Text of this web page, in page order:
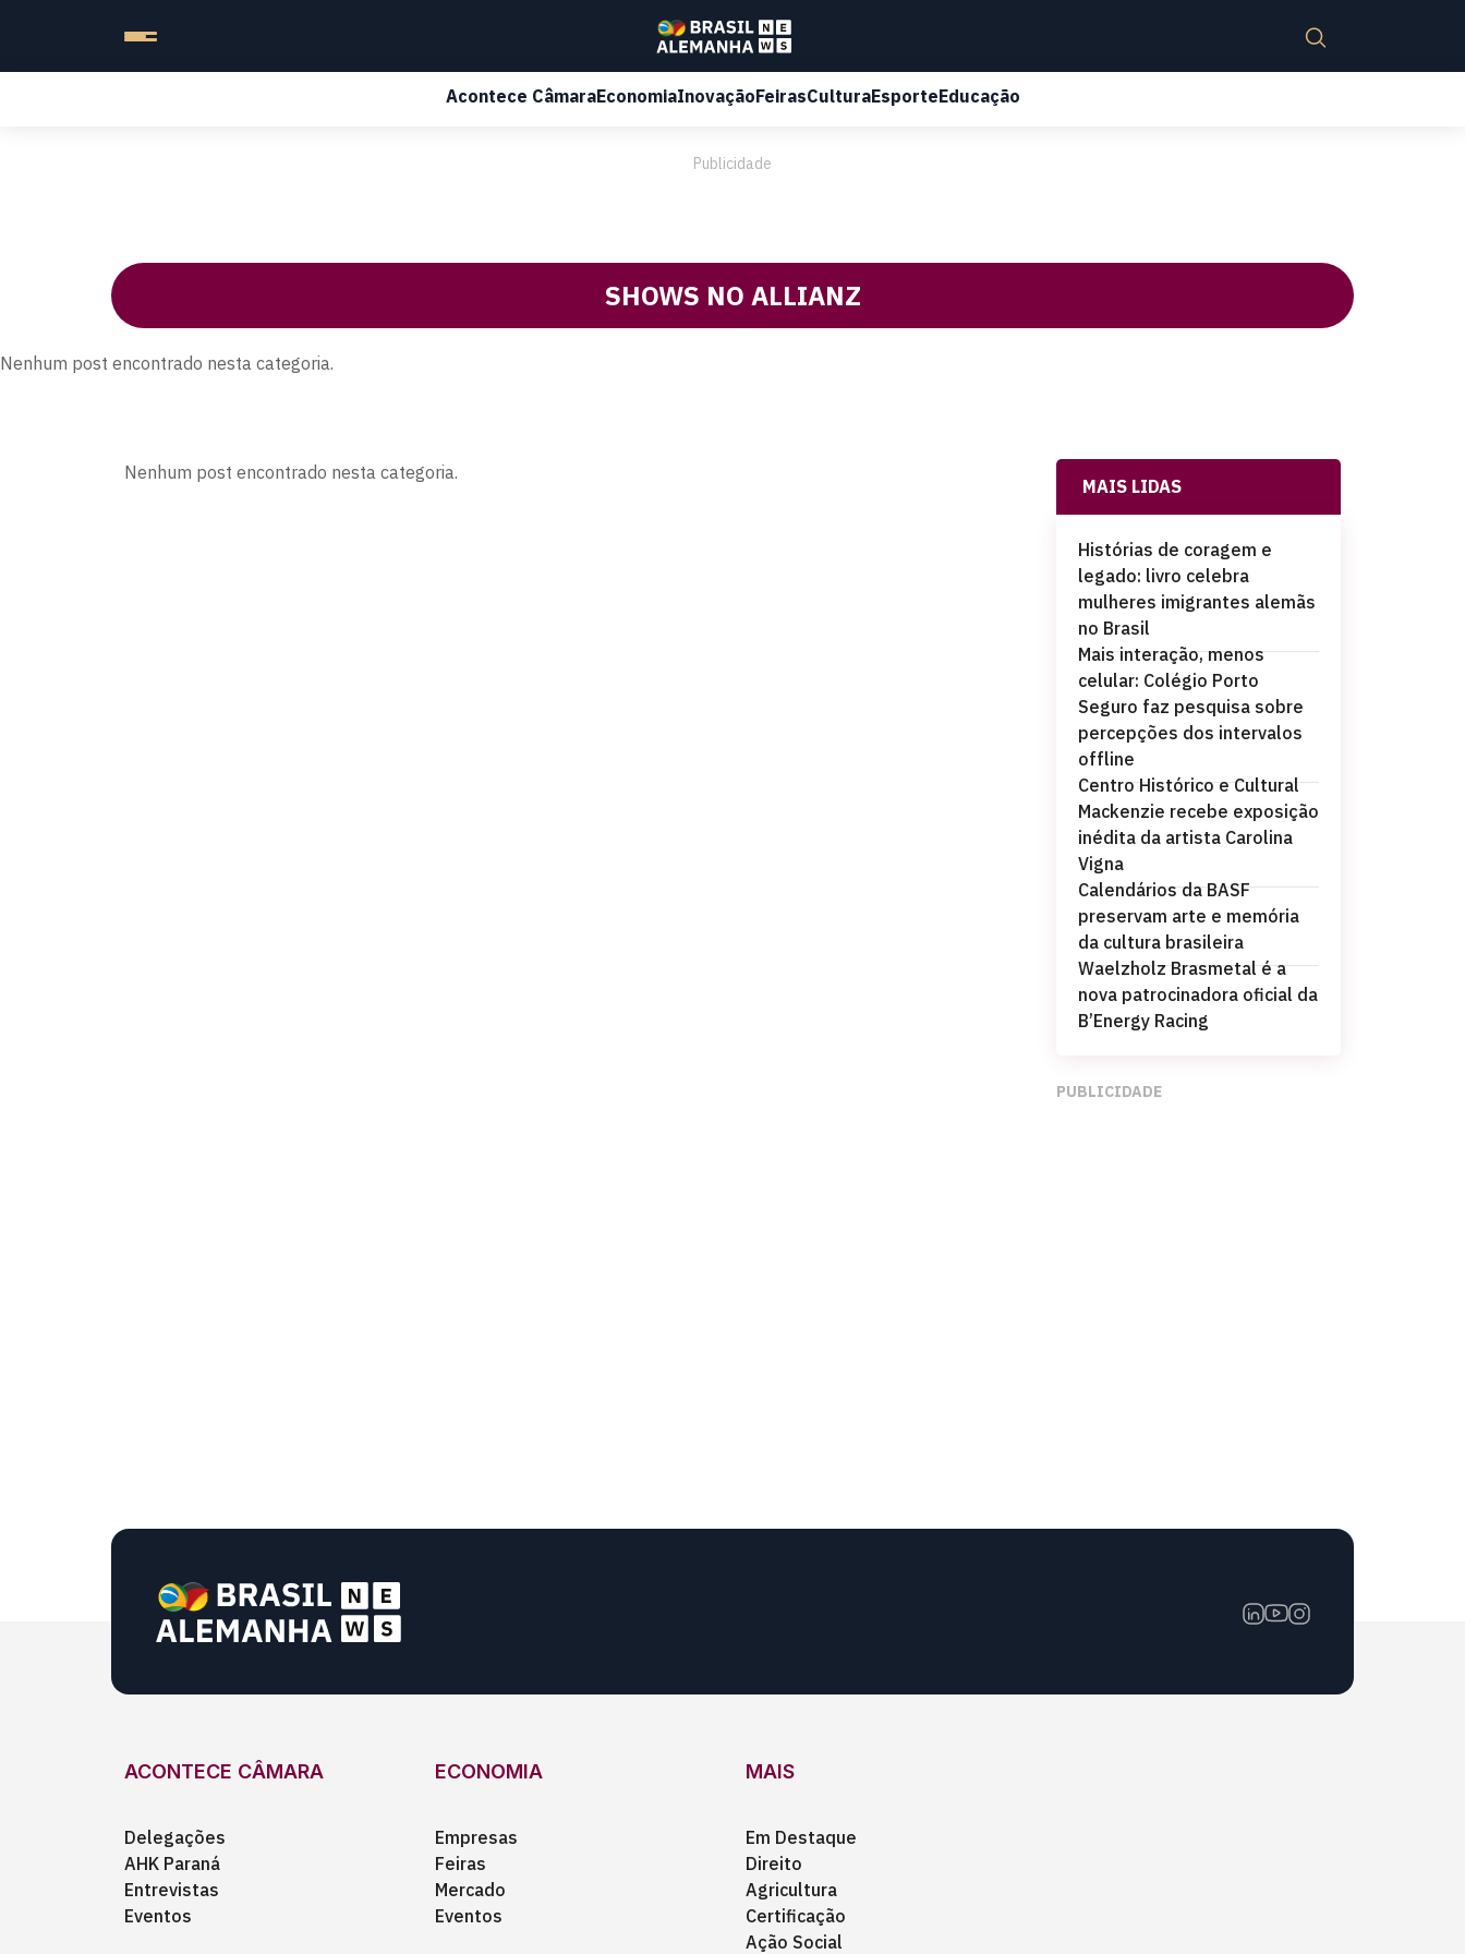
Acontece CâmaraEconomiaInovaçãoFeirasCulturaEsporteEducação
Publicidade
SHOWS NO ALLIANZ
Nenhum post encontrado nesta categoria.
Nenhum post encontrado nesta categoria.
MAIS LIDAS
Histórias de coragem e
legado: livro celebra
mulheres imigrantes alemãs
no Brasil
Mais interação, menos
celular: Colégio Porto
Seguro faz pesquisa sobre
percepções dos intervalos
offline
Centro Histórico e Cultural
Mackenzie recebe exposição
inédita da artista Carolina
Vigna
Calendários da BASF
preservam arte e memória
da cultura brasileira
Waelzholz Brasmetal é a
nova patrocinadora oficial da
B’Energy Racing
PUBLICIDADE
ACONTECE CÂMARA
Delegações
AHK Paraná
Entrevistas
Eventos
ECONOMIA
Empresas
Feiras
Mercado
Eventos
MAIS
Em Destaque
Direito
Agricultura
Certificação
Ação Social